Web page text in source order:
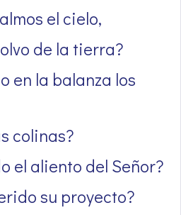
el cielo,
de la tierra?
en la balanza los
colinas?
el aliento del Señor?
su proyecto?